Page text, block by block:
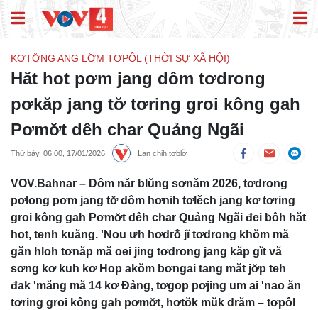
KƠTƠ̆NG ANG LƠ̆M TƠPÔL (THỜI SỰ XÃ HỘI)
Hăt hot pơm jang dôm tơdrong
pơkăp jang tơ̆ tơring groi kông gah
Pơmơ̆t dêh char Quảng Ngãi
Thứ bảy, 06:00, 17/01/2026 Lan chih tơblơ̆
VOV.Bahnar – Dôm năr blŭng sơnăm 2026, tơdrong
pơlong pơm jang tơ̆ dôm hơnih tơlĕch jang kơ tơring
groi kông gah Pơmơ̆t dêh char Quảng Ngãi đei ƀôh hăt
hot, tenh kuăng. 'Nou ưh hơdrô̆ jĭ tơdrong khŏm mă
găn hloh tơnăp mă oei jing tơdrong jang kăp gĭt vă
sơng kơ kuh kơ Hop akŏm bơngai tang măt jơ̆p teh
đak 'măng mă 14 kơ Đảng, tơgop pơjing um ai 'nao ăn
tơring groi kông gah pơmơ̆t, hơtŏk mŭk drăm – tơpôl